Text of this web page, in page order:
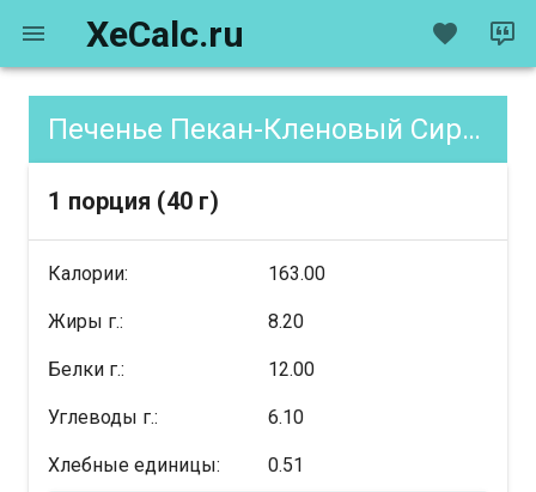
XeCalc.ru
Печенье Пекан-Кленовый Сироп, содержание XE
1 порция (40 г)
Калории: 163.00
Жиры г.: 8.20
Белки г.: 12.00
Углеводы г.: 6.10
Хлебные единицы: 0.51